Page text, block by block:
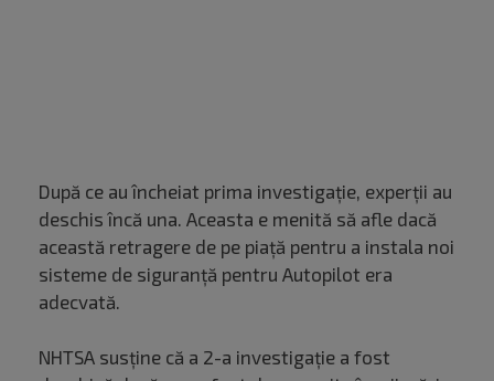
După ce au încheiat prima investigație, experții au
deschis încă una. Aceasta e menită să afle dacă
această retragere de pe piață pentru a instala noi
sisteme de siguranță pentru Autopilot era
adecvată.
NHTSA susține că a 2-a investigație a fost